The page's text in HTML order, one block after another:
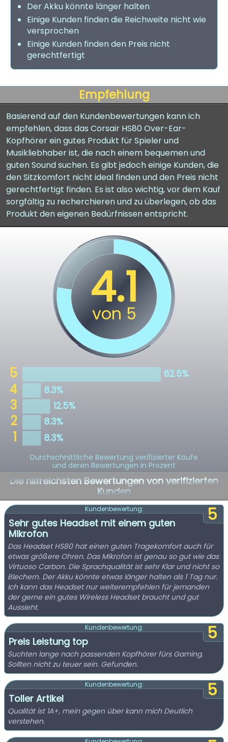
Der Akku könnte länger halten
Einige Kunden finden die Reichweite nicht wie
versprochen
Einige Kunden finden den Preis nicht
gerechtfertigt
Empfehlung
Basierend auf den Kundenbewertungen kann ich
empfehlen, dass das Corsair HS80 Over-Ear-
Kopfhörer ein gutes Produkt für Spieler und
Musikliebhaber ist, die nach einem bequemen und
guten Sound suchen. Es gibt jedoch einige Kunden, die
den Sitzkomfort nicht ideal finden und den Preis nicht
gerechtfertigt finden. Es ist also wichtig, vor dem Kauf
sorgfältig zu recherchieren und zu überlegen, ob das
Produkt den eigenen Bedürfnissen entspricht.
Durchschnittliche Bewertung verifizierter Käufe
und deren Bewertungen in Prozent
Die hilfreichsten Bewertungen von verifizierten
Kunden
5
Kundenbewertung:
Sehr gutes Headset mit einem guten
Mikrofon
Das Headset HS80 hat einen guten Tragekomfort auch für
etwas größere Ohren. Das Mikrofon ist genau so gut wie das
Virtuoso Carbon. Die Sprachqualität ist sehr Klar und nicht so
Blechern. Der Akku könnte etwas länger halten als 1 Tag nur.
Ich kann das Headset nur weiterempfehlen für jemanden
der gerne ein gutes Wireless Headset braucht und gut
Aussieht.
5
Kundenbewertung:
Preis Leistung top
Suchten lange nach passenden Kopfhörer fürs Gaming.
Sollten nicht zu teuer sein. Gefunden.
5
Kundenbewertung:
Toller Artikel
Qualität ist 1A+, mein gegen über kann mich Deutlich
verstehen.